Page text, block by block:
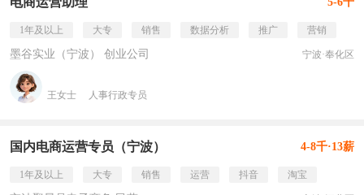
1年及以上 大专 销售 数据分析 推广 营销
墨谷实业（宁波） 创业公司 宁波·奉化区
王女士 人事行政专员
国内电商运营专员（宁波） 4-8千·13薪
1年及以上 大专 销售 运营 抖音 淘宝